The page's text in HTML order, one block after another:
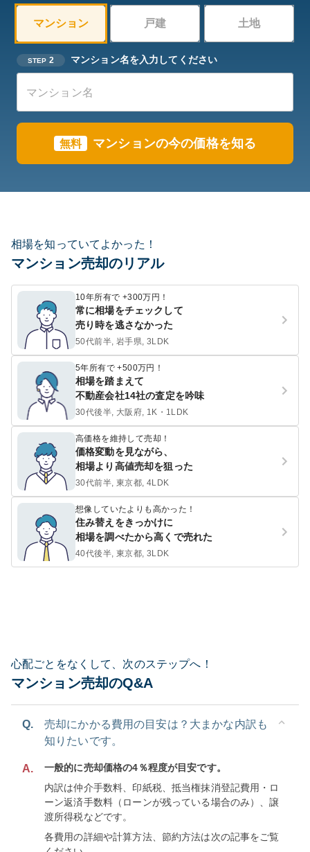
マンション 戸建 土地
STEP 2 マンション名を入力してください
無料 マンションの今の価格を知る
相場を知っていてよかった！
マンション売却のリアル
10年所有で +300万円！
常に相場をチェックして
売り時を逃さなかった
50代前半, 岩手県, 3LDK
5年所有で +500万円！
相場を踏まえて
不動産会社14社の査定を吟味
30代後半, 大阪府, 1K・1LDK
高価格を維持して売却！
価格変動を見ながら、
相場より高値売却を狙った
30代前半, 東京都, 4LDK
想像していたよりも高かった！
住み替えをきっかけに
相場を調べたから高くで売れた
40代後半, 東京都, 3LDK
心配ごとをなくして、次のステップへ！
マンション売却のQ&A
Q.
売却にかかる費用の目安は？大まかな内訳も
知りたいです。
A.
一般的に売却価格の4％程度が目安です。
内訳は仲介手数料、印紙税、抵当権抹消登記費用・ロ
ーン返済手数料（ローンが残っている場合のみ）、譲
渡所得税などです。
各費用の詳細や計算方法、節約方法は次の記事をご覧